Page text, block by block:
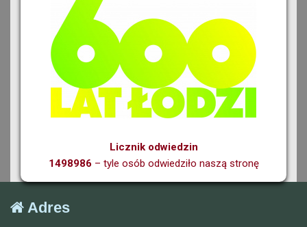
Licznik odwiedzin
1498986 – tyle osób odwiedziło naszą stronę
Adres